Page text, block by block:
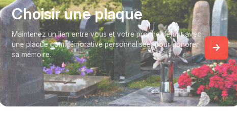
Choisir une plaque
Maintenez un lien entre vous et votre proche défunt avec
une plaque commémorative personnalisée, pour honorer
sa mémoire.